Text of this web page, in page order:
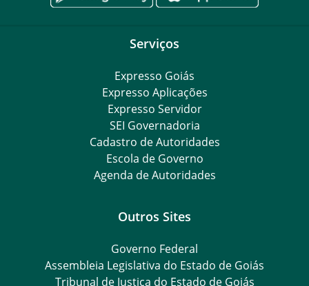
Serviços
Expresso Goiás
Expresso Aplicações
Expresso Servidor
SEI Governadoria
Cadastro de Autoridades
Escola de Governo
Agenda de Autoridades
Outros Sites
Governo Federal
Assembleia Legislativa do Estado de Goiás
Tribunal de Justiça do Estado de Goiás